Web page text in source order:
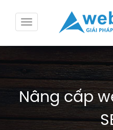
Nâng cấp